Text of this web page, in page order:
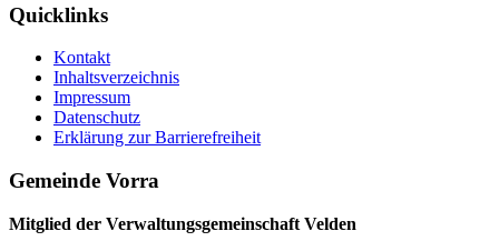
Quicklinks
Kontakt
Inhaltsverzeichnis
Impressum
Datenschutz
Erklärung zur Barrierefreiheit
Gemeinde Vorra
Mitglied der Verwaltungsgemeinschaft Velden